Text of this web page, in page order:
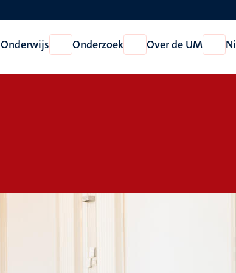
Onderwijs
Open
Onderwijs
Onderzoek
Open
Onderzoek
Over de UM
Open
Over